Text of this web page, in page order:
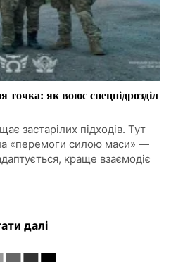
точка: як воює спецпідрозділ
застарілих підходів. Тут
«перемоги силою маси» —
краще взаємодіє
далі